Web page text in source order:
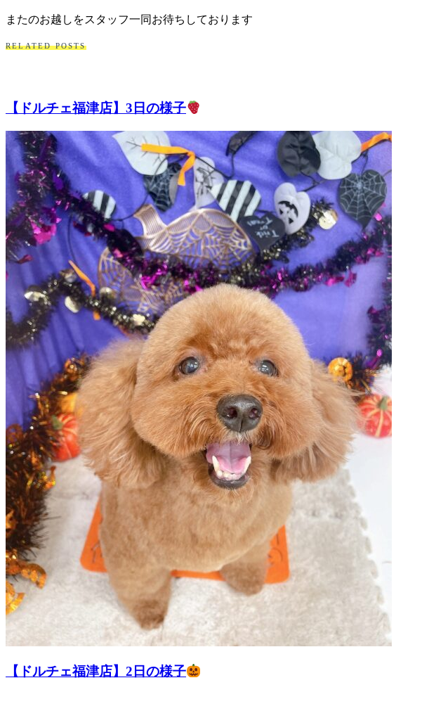
またのお越しをスタッフ一同お待ちしております
RELATED POSTS
【ドルチェ福津店】3日の様子
【ドルチェ福津店】2日の様子